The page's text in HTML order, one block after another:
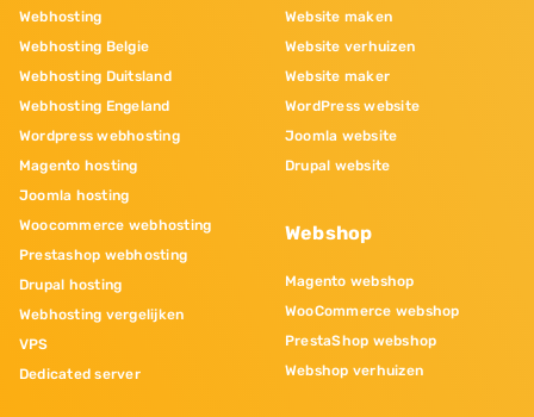
Webhosting
Webhosting Belgie
Webhosting Duitsland
Webhosting Engeland
Wordpress webhosting
Magento hosting
Joomla hosting
Woocommerce webhosting
Prestashop webhosting
Drupal hosting
Webhosting vergelijken
VPS
Dedicated server
Website maken
Website verhuizen
Website maker
WordPress website
Joomla website
Drupal website
Webshop
Magento webshop
WooCommerce webshop
PrestaShop webshop
Webshop verhuizen